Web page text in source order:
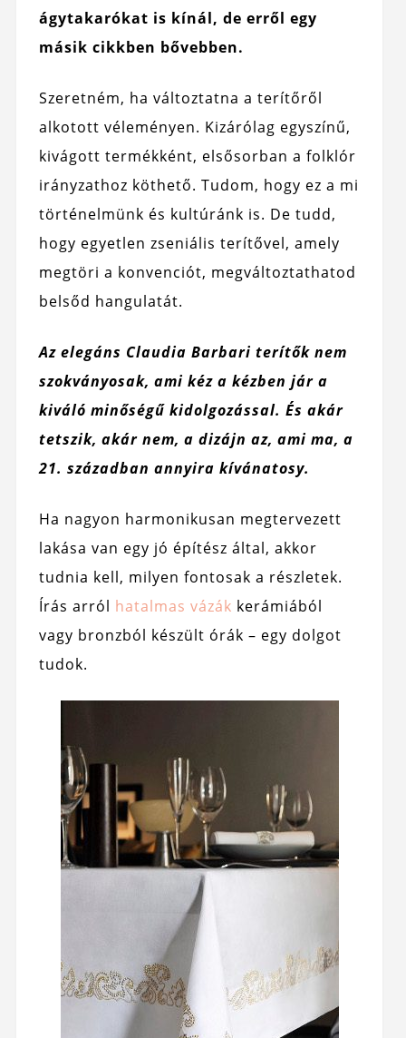
ágytakarókat is kínál, de erről egy
másik cikkben bővebben.
Szeretném, ha változtatna a terítőről
alkotott véleményen. Kizárólag egyszínű,
kivágott termékként, elsősorban a folklór
irányzathoz köthető. Tudom, hogy ez a mi
történelmünk és kultúránk is. De tudd,
hogy egyetlen zseniális terítővel, amely
megtöri a konvenciót, megváltoztathatod
belsőd hangulatát.
Az elegáns Claudia Barbari terítők nem
szokványosak, ami kéz a kézben jár a
kiváló minőségű kidolgozással. És akár
tetszik, akár nem, a dizájn az, ami ma, a
21. században annyira kívánatosy.
Ha nagyon harmonikusan megtervezett
lakása van egy jó építész által, akkor
tudnia kell, milyen fontosak a részletek.
Írás arról hatalmas vázák kerámiából
vagy bronzból készült órák – egy dolgot
tudok.